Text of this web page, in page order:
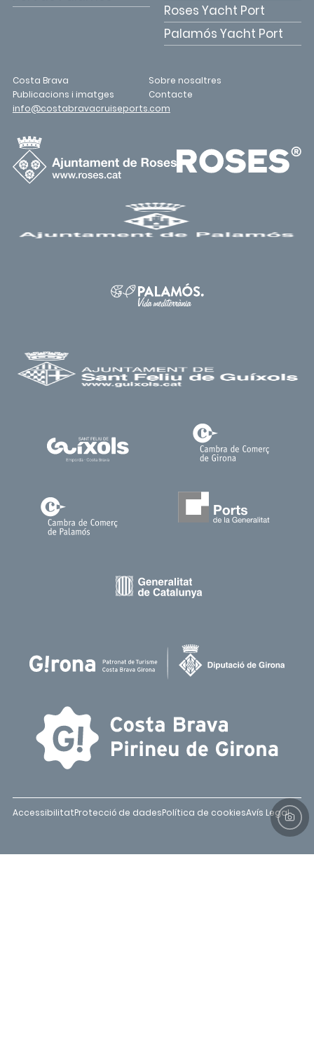
Roses Yacht Port
Palamós Yacht Port
Costa Brava
Sobre nosaltres
Publicacions i imatges
Contacte
info@costabravacruiseports.com
AccessibilitatProtecció de dadesPolítica de cookiesAvís Legal